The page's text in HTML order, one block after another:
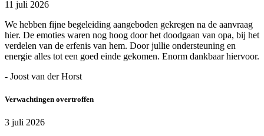
11 juli 2026
We hebben fijne begeleiding aangeboden gekregen na de aanvraag
hier. De emoties waren nog hoog door het doodgaan van opa, bij het
verdelen van de erfenis van hem. Door jullie ondersteuning en
energie alles tot een goed einde gekomen. Enorm dankbaar hiervoor.
- Joost van der Horst
Verwachtingen overtroffen
3 juli 2026